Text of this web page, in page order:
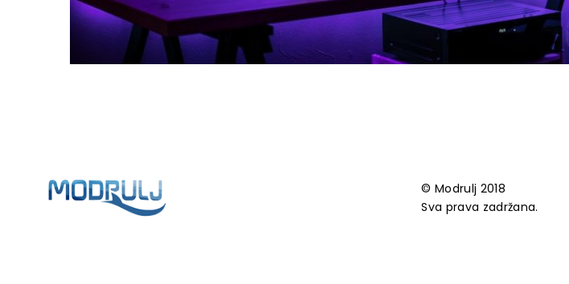
© Modrulj 2018
Sva prava zadržana.